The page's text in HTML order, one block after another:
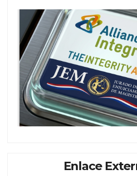
Enlace